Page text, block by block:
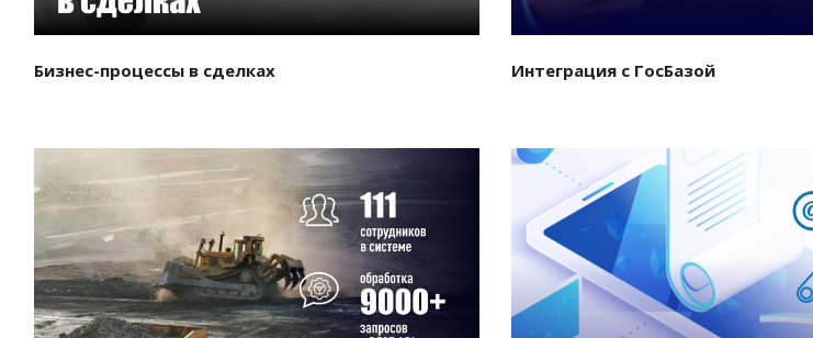
Бизнес-процессы в сделках Интеграция с ГосБазой
Смотреть проект Смотреть проект